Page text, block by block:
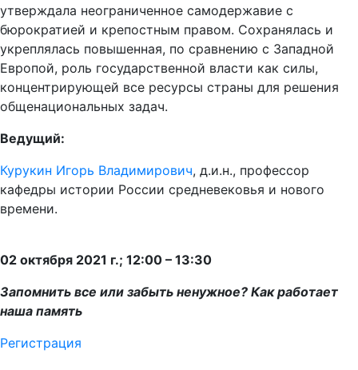
утверждала неограниченное самодержавие с
бюрократией и крепостным правом. Сохранялась и
укреплялась повышенная, по сравнению с Западной
Европой, роль государственной власти как силы,
концентрирующей все ресурсы страны для решения
общенациональных задач.
Ведущий:
Курукин Игорь Владимирович, д.и.н., профессор
кафедры истории России средневековья и нового
времени.
02 октября 2021 г.; 12:00 – 13:30
Запомнить все или забыть ненужное? Как работает
наша память
Регистрация